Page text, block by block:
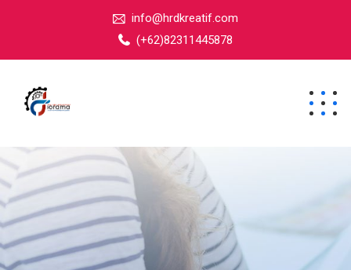
info@hrdkreatif.com
(+62)82311445878